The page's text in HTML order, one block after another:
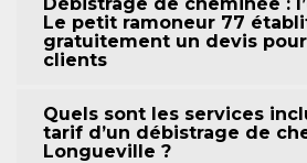
Le petit ramoneur 77
gratuitement un devis
clients
Quels sont les services
tarif d’un débistrage de
Longueville ?